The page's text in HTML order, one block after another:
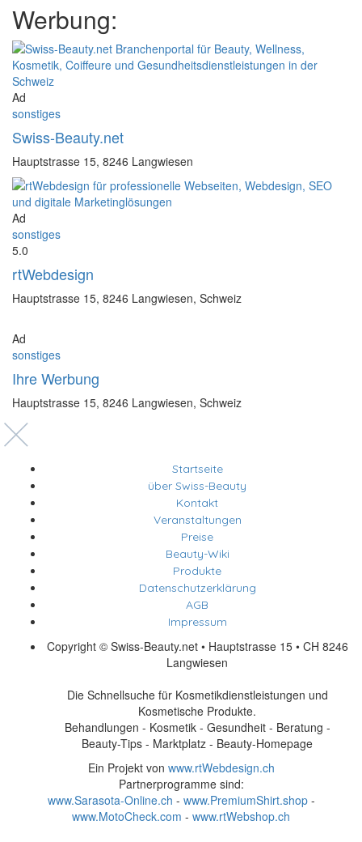
Werbung:
Ad
sonstiges
Swiss-Beauty.net
Hauptstrasse 15, 8246 Langwiesen
Ad
sonstiges
5.0
rtWebdesign
Hauptstrasse 15, 8246 Langwiesen, Schweiz
Ad
sonstiges
Ihre Werbung
Hauptstrasse 15, 8246 Langwiesen, Schweiz
Startseite
über Swiss-Beauty
Kontakt
Veranstaltungen
Preise
Beauty-Wiki
Produkte
Datenschutzerklärung
AGB
Impressum
Copyright © Swiss-Beauty.net • Hauptstrasse 15 • CH 8246
Langwiesen
Die Schnellsuche für Kosmetikdienstleistungen und
Kosmetische Produkte.
Behandlungen - Kosmetik - Gesundheit - Beratung -
Beauty-Tips - Marktplatz - Beauty-Homepage
Ein Projekt von www.rtWebdesign.ch
Partnerprogramme sind:
www.Sarasota-Online.ch - www.PremiumShirt.shop-
www.MotoCheck.com - www.rtWebshop.ch